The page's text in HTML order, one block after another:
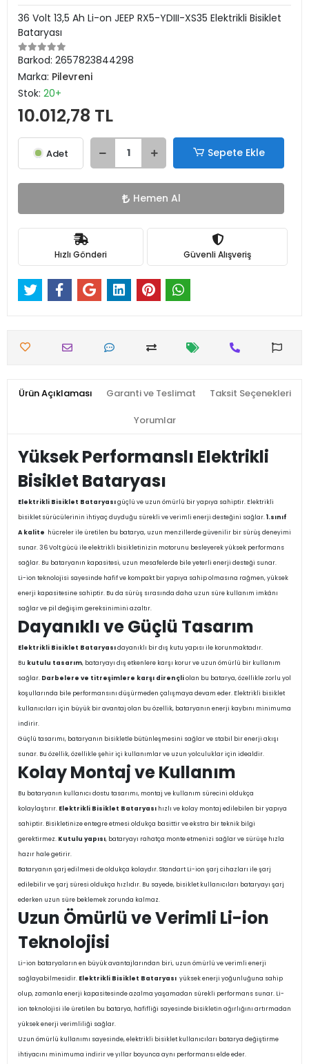
36 Volt 13,5 Ah Li-on JEEP RX5-YDIII-XS35 Elektrikli Bisiklet
Bataryası
Barkod: 2657823844298
Marka: Pilevreni
Stok: 20+
10.012,78 TL
Adet Sepete Ekle
Hemen Al
Hızlı Gönderi Güvenli Alışveriş
Ürün Açıklaması Garanti ve Teslimat Taksit Seçenekleri
Yorumlar
Yüksek Performanslı Elektrikli
Bisiklet Bataryası
Elektrikli Bisiklet Bataryasıgüçlü ve uzun ömürlü bir yapıya sahiptir. Elektrikli
bisiklet sürücülerinin ihtiyaç duyduğu sürekli ve verimli enerji desteğini sağlar.1.sınıf
A kalite hücreler ile üretilen bu batarya, uzun menzillerde güvenilir bir sürüş deneyimi
sunar. 36 Volt gücü ile elektrikli bisikletinizin motorunu besleyerek yüksek performans
sağlar. Bu bataryanın kapasitesi, uzun mesafelerde bile yeterli enerji desteği sunar.
Li-ion teknolojisi sayesinde hafif ve kompakt bir yapıya sahip olmasına rağmen, yüksek
enerji kapasitesine sahiptir. Bu da sürüş sırasında daha uzun süre kullanım imkânı
sağlar ve pil değişim gereksinimini azaltır.
Dayanıklı ve Güçlü Tasarım
Elektrikli Bisiklet Bataryasıdayanıklı bir dış kutu yapısı ile korunmaktadır.
Bu kutulu tasarım, bataryayı dış etkenlere karşı korur ve uzun ömürlü bir kullanım
sağlar. Darbelere ve titreşimlere karşı dirençliolan bu batarya, özellikle zorlu yol
koşullarında bile performansını düşürmeden çalışmaya devam eder. Elektrikli bisiklet
kullanıcıları için büyük bir avantaj olan bu özellik, bataryanın enerji kaybını minimuma
indirir.
Güçlü tasarımı, bataryanın bisikletle bütünleşmesini sağlar ve stabil bir enerji akışı
sunar. Bu özellik, özellikle şehir içi kullanımlar ve uzun yolculuklar için idealdir.
Kolay Montaj ve Kullanım
Bu bataryanın kullanıcı dostu tasarımı, montaj ve kullanım sürecini oldukça
kolaylaştırır. Elektrikli Bisiklet Bataryası hızlı ve kolay montaj edilebilen bir yapıya
sahiptir. Bisikletinize entegre etmesi oldukça basittir ve ekstra bir teknik bilgi
gerektirmez. Kutulu yapısı, bataryayı rahatça monte etmenizi sağlar ve sürüşe hızla
hazır hale getirir.
Bataryanın şarj edilmesi de oldukça kolaydır. Standart Li-ion şarj cihazları ile şarj
edilebilir ve şarj süresi oldukça hızlıdır. Bu sayede, bisiklet kullanıcıları bataryayı şarj
ederken uzun süre beklemek zorunda kalmaz.
Uzun Ömürlü ve Verimli Li-ion
Teknolojisi
Li-ion bataryaların en büyük avantajlarından biri, uzun ömürlü ve verimli enerji
sağlayabilmesidir. Elektrikli Bisiklet Bataryası yüksek enerji yoğunluğuna sahip
olup, zamanla enerji kapasitesinde azalma yaşamadan sürekli performans sunar. Li-
ion teknolojisi ile üretilen bu batarya, hafifliği sayesinde bisikletin ağırlığını artırmadan
yüksek enerji verimliliği sağlar.
Uzun ömürlü kullanımı sayesinde, elektrikli bisiklet kullanıcıları batarya değiştirme
ihtiyacını minimuma indirir ve yıllar boyunca aynı performansı elde eder.